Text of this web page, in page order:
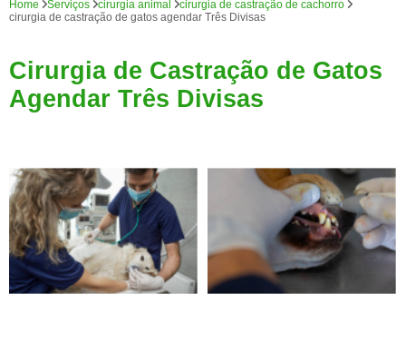
Home Serviços cirurgia animal
cirurgia de castração de cachorro
cirurgia de castração de gatos agendar Três Divisas
Cirurgia de Castração de Gatos
Agendar Três Divisas